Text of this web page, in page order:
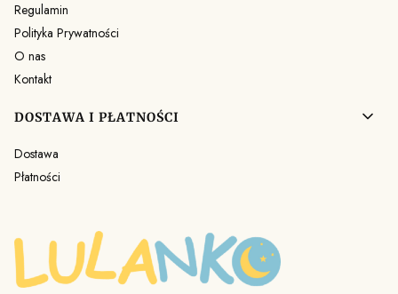
Regulamin
Polityka Prywatności
O nas
Kontakt
DOSTAWA I PŁATNOŚCI
Dostawa
Płatności